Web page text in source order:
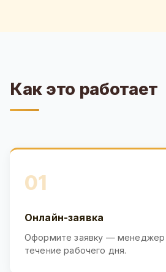
Как это работает
01
Онлайн-заявка
Оформите заявку — менеджер
течение рабочего дня.